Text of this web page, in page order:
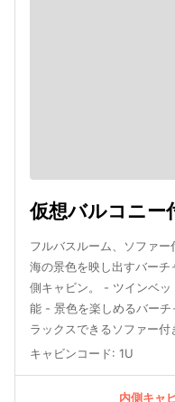
仮想バルコニー
フルバスルーム、ソファ
海の景色を映し出すバー
側キャビン。 - ツインベ
能 - 景色を楽しめるバー
ラックスできるソファー付
キャビンコード: 1U
内側キャ